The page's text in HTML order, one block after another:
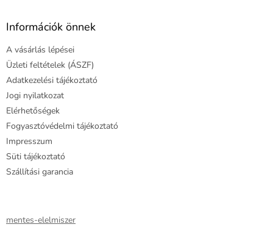
Információk önnek
A vásárlás lépései
Üzleti feltételek (ÁSZF)
Adatkezelési tájékoztató
Jogi nyilatkozat
Elérhetőségek
Fogyasztóvédelmi tájékoztató
Impresszum
Süti tájékoztató
Szállítási garancia
mentes-elelmiszer